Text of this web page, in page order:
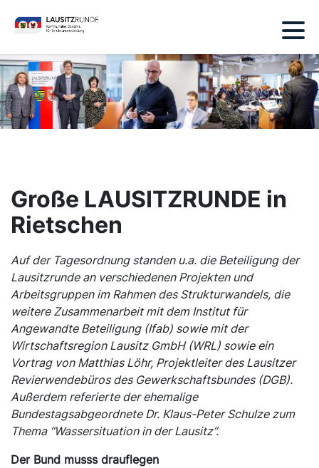
Große LAUSITZRUNDE in
Rietschen
Auf der Tagesordnung standen u.a. die Beteiligung der
Lausitzrunde an verschiedenen Projekten und
Arbeitsgruppen im Rahmen des Strukturwandels, die
weitere Zusammenarbeit mit dem Institut für
Angewandte Beteiligung (Ifab) sowie mit der
Wirtschaftsregion Lausitz GmbH (WRL) sowie ein
Vortrag von Matthias Löhr, Projektleiter des Lausitzer
Revierwendebüros des Gewerkschaftsbundes (DGB).
Außerdem referierte der ehemalige
Bundestagsabgeordnete Dr. Klaus-Peter Schulze zum
Thema “Wassersituation in der Lausitz”.
Der Bund musss drauflegen